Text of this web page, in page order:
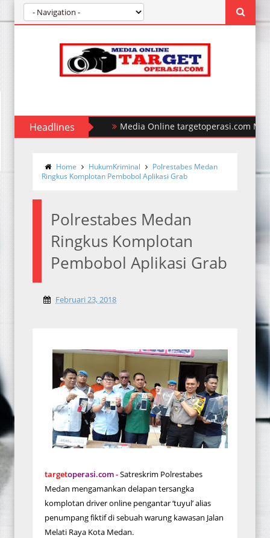
Headlines Media Online targetoperasi.com
Home HukumKriminal
Polrestabes Medan
Ringkus Komplotan Pembobol Aplikasi Grab
Polrestabes Medan
Ringkus Komplotan
Pembobol Aplikasi Grab
Februari 23, 2018
targetoperasi.com -Satreskrim Polrestabes
Medan mengamankan delapan tersangka
komplotan driver online pengantar ‘tuyul’ alias
penumpang fiktif di sebuah warung kawasan Jalan
Melati Raya Kota Medan.